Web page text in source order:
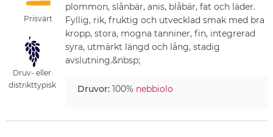
Prisvärt
Druv- eller
distrikttypisk
plommon, slånbär, anis, blåbär, fat och läder.
Fyllig, rik, fruktig och utvecklad smak med bra
kropp, stora, mogna tanniner, fin, integrerad
syra, utmärkt längd och lång, stadig
avslutning.&nbsp;
Druvor:100% nebbiolo